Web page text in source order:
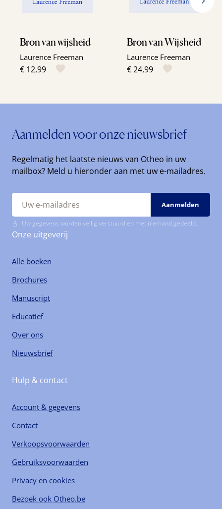
Bron van wijsheid
Laurence Freeman
€ 12,99
Bron van Wijsheid
Laurence Freeman
€ 24,99
Aanmelden voor onze nieuwsbrief
Regelmatig het laatste nieuws van Otheo in uw
mailbox? Meld u hieronder aan met uw e-mailadres.
Uw gegevens worden veilig verstuurd en met niemand gedeeld.
Onze uitgeverij
Alle boeken
Brochures
Manuscript
Educatief
Over ons
Nieuwsbrief
Hulp & contact
Account & gegevens
Contact
Verkoopsvoorwaarden
Gebruiksvoorwaarden
Privacy en cookies
Bezoek ook Otheo.be